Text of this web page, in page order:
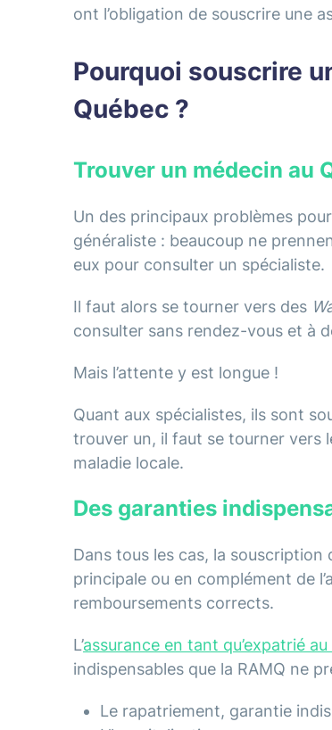
ont l’obligation de souscrire une
Pourquoi souscrire
Québec ?
Trouver un médecin au
Un des principaux problèmes
généraliste : beaucoup ne
eux pour consulter un spécialiste.
Il faut alors se tourner vers des
consulter sans rendez-vous et à
Mais l’attente y est longue !
Quant aux spécialistes, ils sont
trouver un, il faut se tourner vers
maladie locale.
Des garanties
Dans tous les cas, la souscription
principale ou en complément de
remboursements corrects.
L’assurance en tant qu’expatrié au
indispensables que la RAMQ ne
Le rapatriement, garantie